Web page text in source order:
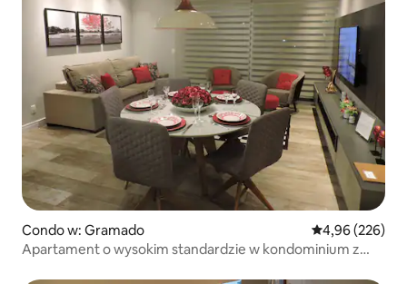
Condo w: Gramado Średnia
4,96 (226)
Apartament o wysokim standardzie w kondominium z